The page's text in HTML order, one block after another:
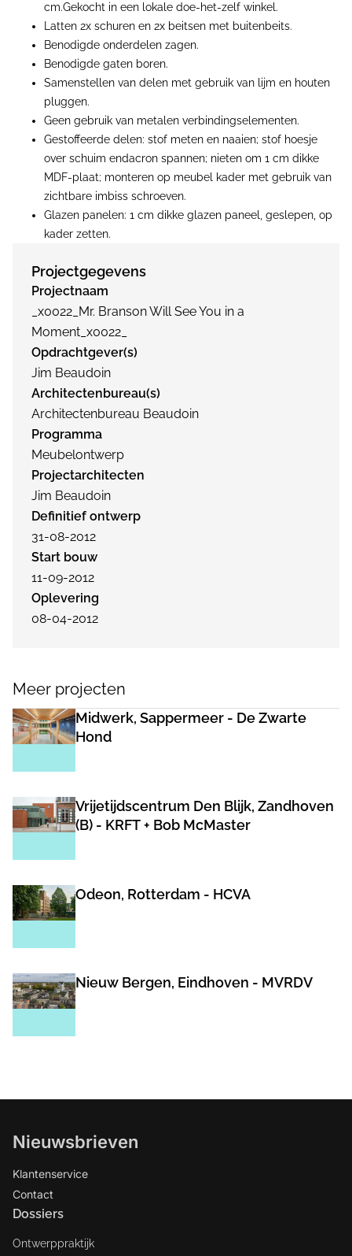
cm.Gekocht in een lokale doe-het-zelf winkel.
Latten 2x schuren en 2x beitsen met buitenbeits.
Benodigde onderdelen zagen.
Benodigde gaten boren.
Samenstellen van delen met gebruik van lijm en houten
pluggen.
Geen gebruik van metalen verbindingselementen.
Gestoffeerde delen: stof meten en naaien; stof hoesje
over schuim endacron spannen; nieten om 1 cm dikke
MDF-plaat; monteren op meubel kader met gebruik van
zichtbare imbiss schroeven.
Glazen panelen: 1 cm dikke glazen paneel, geslepen, op
kader zetten.
Projectgegevens
Projectnaam
_x0022_Mr. Branson Will See You in a
Moment_x0022_
Opdrachtgever(s)
Jim Beaudoin
Architectenbureau(s)
Architectenbureau Beaudoin
Programma
Meubelontwerp
Projectarchitecten
Jim Beaudoin
Definitief ontwerp
31-08-2012
Start bouw
11-09-2012
Oplevering
08-04-2012
Meer projecten
Midwerk, Sappermeer - De Zwarte
Hond
Vrijetijdscentrum Den Blijk, Zandhoven
(B) - KRFT + Bob McMaster
Odeon, Rotterdam - HCVA
Nieuw Bergen, Eindhoven - MVRDV
Nieuwsbrieven
Klantenservice
Contact
Dossiers
Ontwerppraktijk